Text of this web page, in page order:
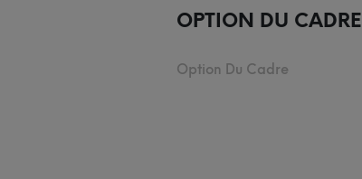
OPTION DU CADRE
Option Du Cadre